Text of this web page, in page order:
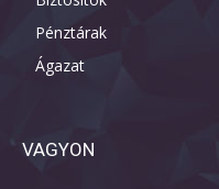
Pénztárak
Ágazat
VAGYON